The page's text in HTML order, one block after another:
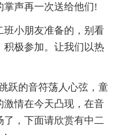
掌声再一次送给他们!
班小朋友准备的，别看
积极参加。让我们以热
跃的音符荡人心弦，童
激情在今天凸现，在音
，下面请欣赏有中二